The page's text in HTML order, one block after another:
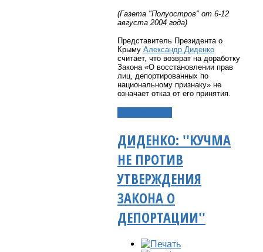
(Газета "Полуостров" от 6-12
августа 2004 года)
Представитель Президента о
Крыму Александр Диденко
считает, что возврат на доработку
Закона «О восстановлении прав
лиц, депортированных по
национальному признаку» не
означает отказ от его принятия.
ДИДЕНКО: ''КУЧМА
НЕ ПРОТИВ
УТВЕРЖДЕНИЯ
ЗАКОНА О
ДЕПОРТАЦИИ''